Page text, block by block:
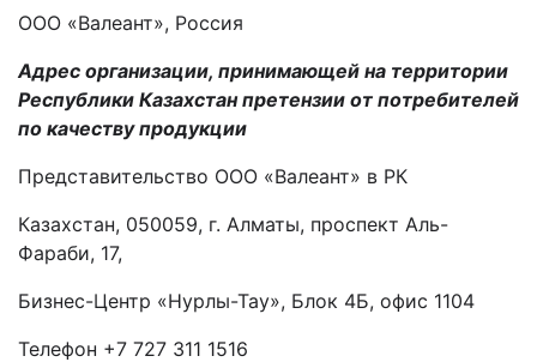
OOO «Валеант», Россия
Адрес организации, принимающей на территории
Республики Казахстан претензии от потребителей
по качеству продукции
Представительство OOO «Валеант» в РК
Казахстан, 050059, г. Алматы, проспект Аль-
Фараби, 17,
Бизнес-Центр «Нурлы-Тау», Блок 4Б, офис 1104
Телефон +7 727 311 1516